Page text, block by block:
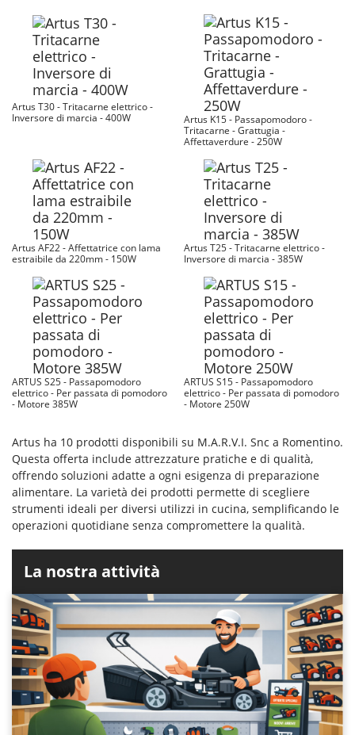
Artus T30 - Tritacarne elettrico -
Inversore di marcia - 400W
Artus K15 - Passapomodoro -
Tritacarne - Grattugia -
Affettaverdure - 250W
Artus AF22 - Affettatrice con lama
estraibile da 220mm - 150W
Artus T25 - Tritacarne elettrico -
Inversore di marcia - 385W
ARTUS S25 - Passapomodoro
elettrico - Per passata di pomodoro
- Motore 385W
ARTUS S15 - Passapomodoro
elettrico - Per passata di pomodoro
- Motore 250W
Artus ha 10 prodotti disponibili su M.A.R.V.I. Snc a Romentino.
Questa offerta include attrezzature pratiche e di qualità,
offrendo soluzioni adatte a ogni esigenza di preparazione
alimentare. La varietà dei prodotti permette di scegliere
strumenti ideali per diversi utilizzi in cucina, semplificando le
operazioni quotidiane senza compromettere la qualità.
La nostra attività